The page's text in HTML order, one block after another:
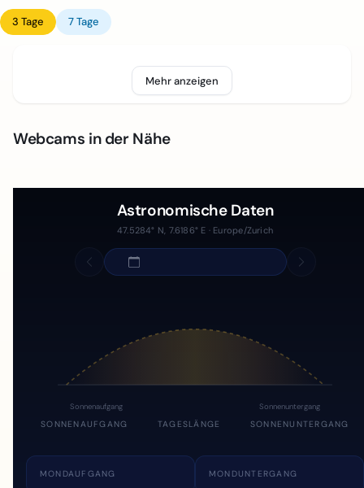
3 Tage 7 Tage
Mehr anzeigen
Webcams in der Nähe
Astronomische Daten
47.5284° N, 7.6186° E · Europe/Zurich
Sonnenaufgang Sonnenuntergang
SONNENAUFGANG TAGESLÄNGE SONNENUNTERGANG
MONDAUFGANG MONDUNTERGANG